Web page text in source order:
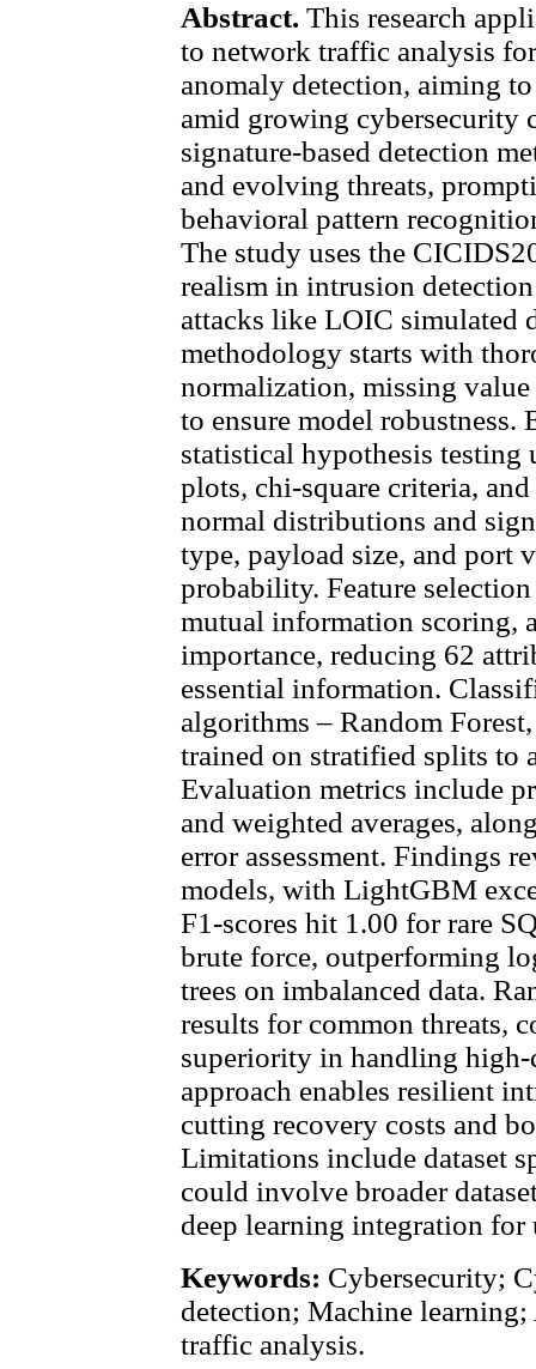
Abstract. This research
to network traffic analysis
anomaly detection, aiming
amid growing cybersecurity
signature-based detection
and evolving threats,
behavioral pattern
The study uses the
realism in intrusion
attacks like LOIC simulated
methodology starts with
normalization, missing
to ensure model robustness.
statistical hypothesis
plots, chi-square criteria,
normal distributions and
type, payload size, and port
probability. Feature
mutual information scoring,
importance, reducing 62
essential information.
algorithms – Random
trained on stratified splits to
Evaluation metrics include
and weighted averages,
error assessment. Findings
models, with LightGBM
F1-scores hit 1.00 for rare
brute force, outperforming
trees on imbalanced data.
results for common threats,
superiority in handling
approach enables resilient
cutting recovery costs and
Limitations include dataset
could involve broader
deep learning integration for
Keywords: Cybersecurity;
detection; Machine
traffic analysis.